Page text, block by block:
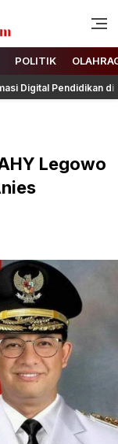
POLITIK
Pendidikan di Jambi
Legowo